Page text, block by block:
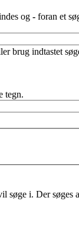
og - foran et
brug indtastet
tegn.
søge i. Der søges